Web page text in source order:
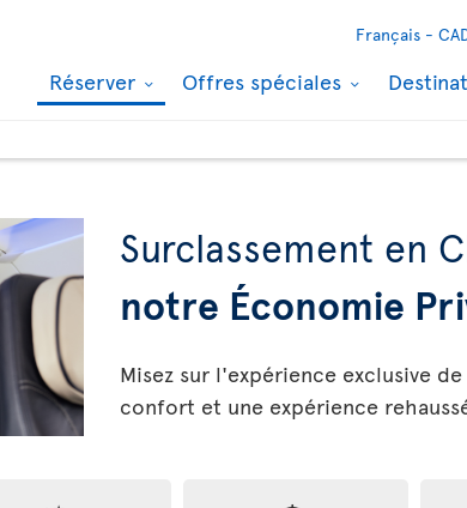
Français -
Réserver Offres spéciales
Surclassement en
notre Économie
Misez sur l'expérience exclusive
confort et une expérience